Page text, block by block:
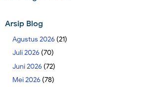
Arsip Blog
Agustus 2026 (21)
Juli 2026 (70)
Juni 2026 (72)
Mei 2026 (78)